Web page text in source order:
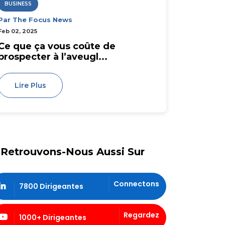
BUSINESS
The Focus News
02, 2025
que ça vous coûte de
à l’aveugl...
Lire Plus
Retrouvons-Nous Aussi Sur
7800 Dirigeantes Connectons
1000+ Dirigeantes Regardez